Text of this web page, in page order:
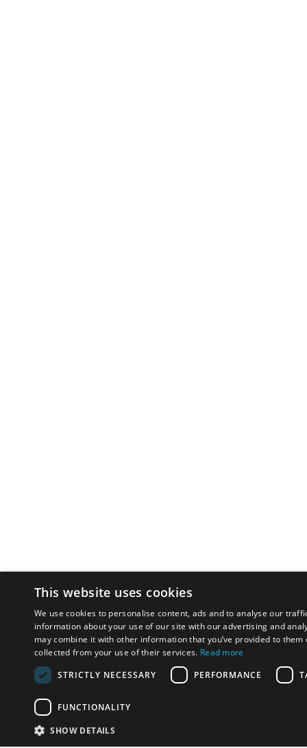
This website uses cookies
We use cookies to personalise content, ads and to analyse our
information about your use of our site with our advertising and
may combine it with other information that you’ve provided to them
collected from your use of their services. Read more
STRICTLY NECESSARY
PERFORMANCE
FUNCTIONALITY
SHOW DETAILS